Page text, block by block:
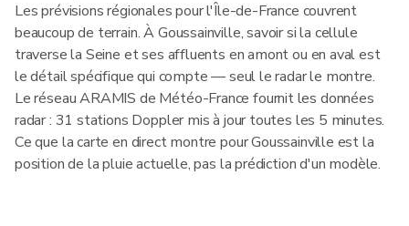
Les prévisions régionales pour l'Île-de-France couvrent
beaucoup de terrain. À Goussainville, savoir si la cellule
traverse la Seine et ses affluents en amont ou en aval est
le détail spécifique qui compte — seul le radar le montre.
Le réseau ARAMIS de Météo-France fournit les données
radar : 31 stations Doppler mis à jour toutes les 5 minutes.
Ce que la carte en direct montre pour Goussainville est la
position de la pluie actuelle, pas la prédiction d'un modèle.